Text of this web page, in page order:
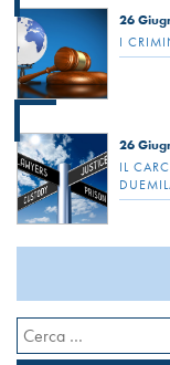
26
I
26
IL
Ricerca
per: